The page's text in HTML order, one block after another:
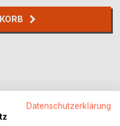
Datenschutzerklärung